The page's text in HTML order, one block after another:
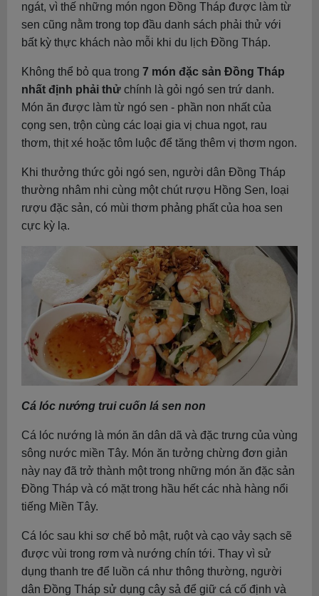
ngát, vì thế những món ngon Đồng Tháp được làm từ
sen cũng nằm trong top đầu danh sách phải thử với
bất kỳ thực khách nào mỗi khi du lịch Đồng Tháp.
Không thể bỏ qua trong 7 món đặc sản Đồng Tháp
nhất định phải thử chính là gỏi ngó sen trứ danh.
Món ăn được làm từ ngó sen - phần non nhất của
cọng sen, trộn cùng các loại gia vị chua ngọt, rau
thơm, thịt xé hoặc tôm luộc để tăng thêm vị thơm ngon.
Khi thưởng thức gỏi ngó sen, người dân Đồng Tháp
thường nhâm nhi cùng một chút rượu Hồng Sen, loại
rượu đặc sản, có mùi thơm phảng phất của hoa sen
cực kỳ lạ.
Cá lóc nướng trui cuốn lá sen non
Cá lóc nướng là món ăn dân dã và đặc trưng của vùng
sông nước miền Tây. Món ăn tưởng chừng đơn giản
này nay đã trở thành một trong những món ăn đặc sản
Đồng Tháp và có mặt trong hầu hết các nhà hàng nổi
tiếng Miền Tây.
Cá lóc sau khi sơ chế bỏ mật, ruột và cạo vảy sạch sẽ
được vùi trong rơm và nướng chín tới. Thay vì sử
dụng thanh tre để luồn cá như thông thường, người
dân Đồng Tháp sử dụng cây sả để giữ cá cố định và